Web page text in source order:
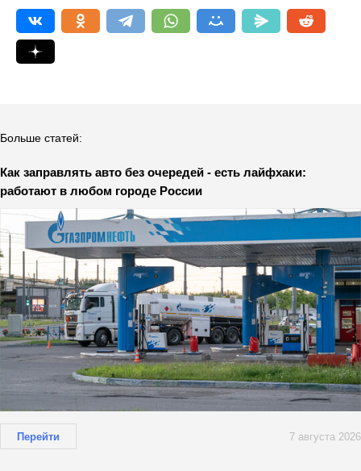
Больше статей:
Как заправлять авто без очередей - есть лайфхаки:
работают в любом городе России
Перейти 7 августа 2026